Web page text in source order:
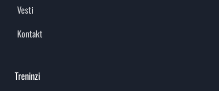
Vesti
Kontakt
Treninzi